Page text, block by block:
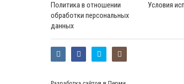
Политика в отношении
обработки персональных
данных
Условия